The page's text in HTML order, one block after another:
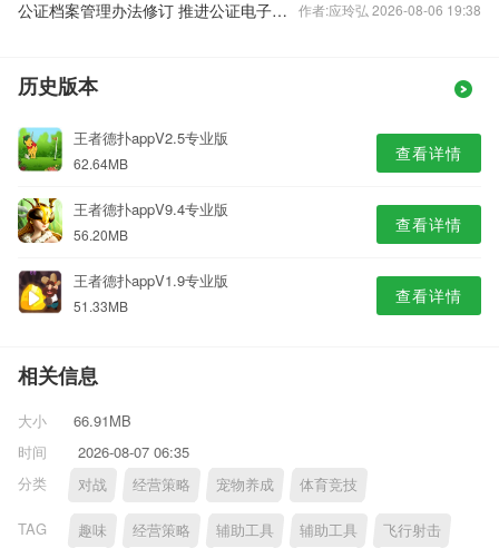
公证档案管理办法修订 推进公证电子档案信息化建设 作者:应玲弘 2026-08-06 19:38
历史版本
王者德扑appV2.5专业版
62.64MB 查看详情
王者德扑appV9.4专业版
56.20MB 查看详情
王者德扑appV1.9专业版
51.33MB 查看详情
相关信息
大小
66.91MB
时间
2026-08-07 06:35
分类
对战 经营策略 宠物养成 体育竞技
TAG 趣味 经营策略 辅助工具 辅助工具 飞行射击